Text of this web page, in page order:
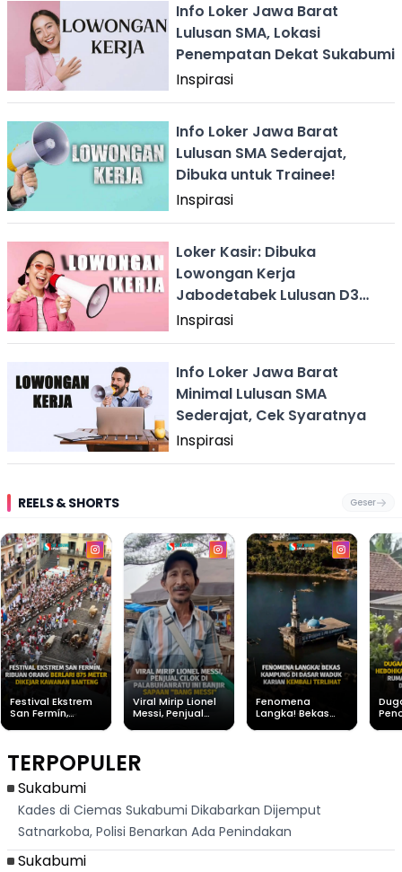
Info Loker Jawa Barat
Lulusan SMA, Lokasi
Penempatan Dekat Sukabumi
Inspirasi
Info Loker Jawa Barat
Lulusan SMA Sederajat,
Dibuka untuk Trainee!
Inspirasi
Loker Kasir: Dibuka
Lowongan Kerja
Jabodetabek Lulusan D3
Fresh Graduate
Inspirasi
Info Loker Jawa Barat
Minimal Lulusan SMA
Sederajat, Cek Syaratnya
Inspirasi
REELS & SHORTS Geser
Festival Ekstrem
San Fermín,
Banteng
Viral Mirip Lionel
Messi, Penjual
"Bang Messi"
Fenomena
Langka! Bekas
TERPOPULER
Sukabumi
Kades di Ciemas Sukabumi Dikabarkan Dijemput
Satnarkoba, Polisi Benarkan Ada Penindakan
Sukabumi